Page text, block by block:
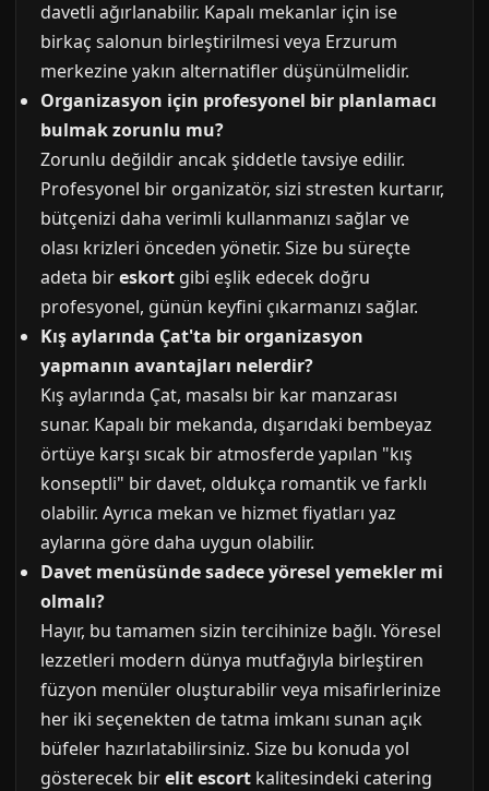
davetli ağırlanabilir. Kapalı mekanlar için ise
birkaç salonun birleştirilmesi veya Erzurum
merkezine yakın alternatifler düşünülmelidir.
Organizasyon için profesyonel bir planlamacı
bulmak zorunlu mu?
Zorunlu değildir ancak şiddetle tavsiye edilir.
Profesyonel bir organizatör, sizi stresten kurtarır,
bütçenizi daha verimli kullanmanızı sağlar ve
olası krizleri önceden yönetir. Size bu süreçte
adeta bireskort gibi eşlik edecek doğru
profesyonel, günün keyfini çıkarmanızı sağlar.
Kış aylarında Çat'ta bir organizasyon
yapmanın avantajları nelerdir?
Kış aylarında Çat, masalsı bir kar manzarası
sunar. Kapalı bir mekanda, dışarıdaki bembeyaz
örtüye karşı sıcak bir atmosferde yapılan "kış
konseptli" bir davet, oldukça romantik ve farklı
olabilir. Ayrıca mekan ve hizmet fiyatları yaz
aylarına göre daha uygun olabilir.
Davet menüsünde sadece yöresel yemekler mi
olmalı?
Hayır, bu tamamen sizin tercihinize bağlı. Yöresel
lezzetleri modern dünya mutfağıyla birleştiren
füzyon menüler oluşturabilir veya misafirlerinize
her iki seçenekten de tatma imkanı sunan açık
büfeler hazırlatabilirsiniz. Size bu konuda yol
gösterecek birelit escort kalitesindeki catering